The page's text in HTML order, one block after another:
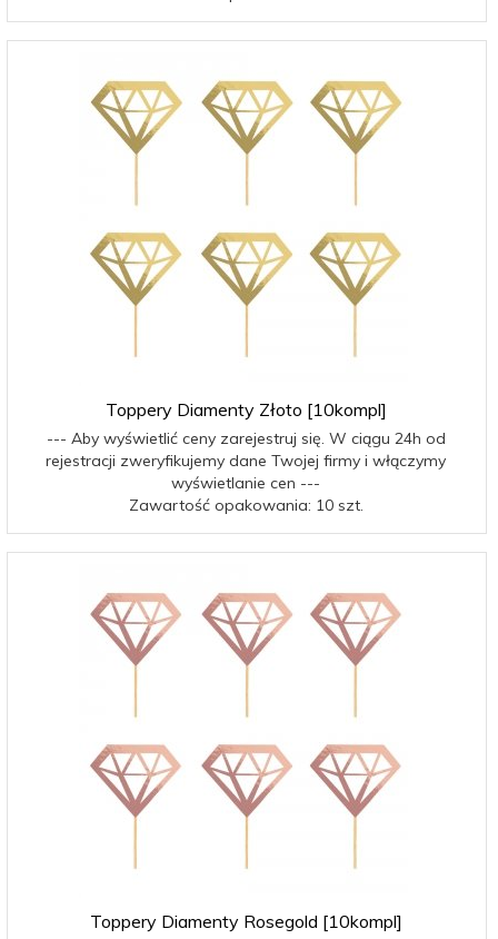
Toppery Diamenty Złoto [10kompl]
--- Aby wyświetlić ceny zarejestruj się. W ciągu 24h od
rejestracji zweryfikujemy dane Twojej firmy i włączymy
wyświetlanie cen ---
Zawartość opakowania: 10 szt.
Toppery Diamenty Rosegold [10kompl]